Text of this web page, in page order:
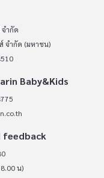
จำกัด
จำกัด (มหาชน)
Baby&Kids
feedback
น)